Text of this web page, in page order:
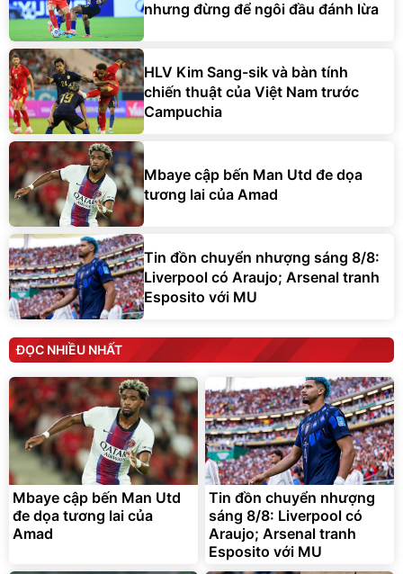
nhưng đừng để ngôi đầu đánh lừa
HLV Kim Sang-sik và bàn tính
chiến thuật của Việt Nam trước
Campuchia
Mbaye cập bến Man Utd đe dọa
tương lai của Amad
Tin đồn chuyển nhượng sáng 8/8:
Liverpool có Araujo; Arsenal tranh
Esposito với MU
ĐỌC NHIỀU NHẤT
Mbaye cập bến Man Utd
đe dọa tương lai của
Amad
Tin đồn chuyển nhượng
sáng 8/8: Liverpool có
Araujo; Arsenal tranh
Esposito với MU